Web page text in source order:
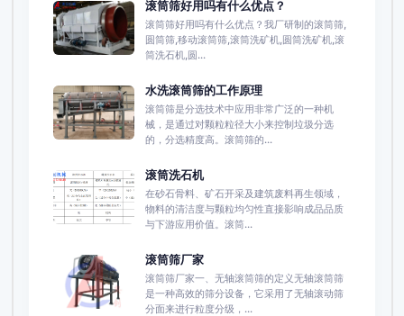
滚筒筛好用吗有什么优点？
滚筒筛好用吗有什么优点？我厂研制的滚筒筛,
圆筒筛,移动滚筒筛,滚筒洗矿机,圆筒洗矿机,滚
筒洗石机,圆...
水洗滚筒筛的工作原理
滚筒筛是分选技术中应用非常广泛的一种机
械，是通过对颗粒粒径大小来控制垃圾分选
的，分选精度高。滚筒筛的...
滚筒洗石机
在砂石骨料、矿石开采及建筑废料再生领域，
物料的清洁度与颗粒均匀性直接影响成品品质
与下游应用价值。滚筒...
滚筒筛厂家
滚筒筛厂家一、无轴滚筒筛的定义无轴滚筒筛
是一种高效的筛分设备，它采用了无轴滚动筛
分面来进行粒度分级，...